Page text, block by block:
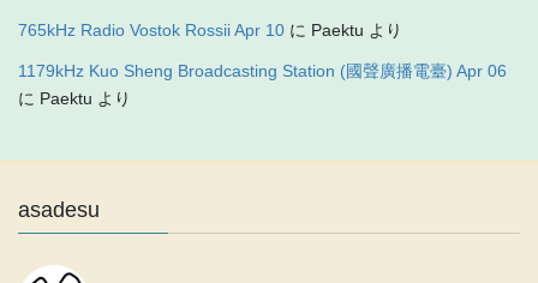
765kHz Radio Vostok Rossii Apr 10 に Paektu より
1179kHz Kuo Sheng Broadcasting Station (國聲廣播電臺) Apr 06
に Paektu より
asadesu